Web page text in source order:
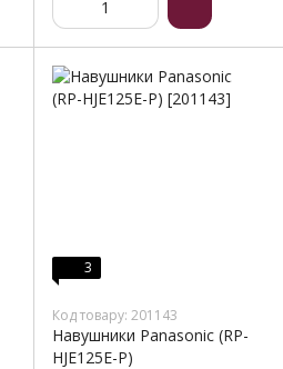
3
Код товару: 201143
Навушники Panasonic (RP-
HJE125E-P)